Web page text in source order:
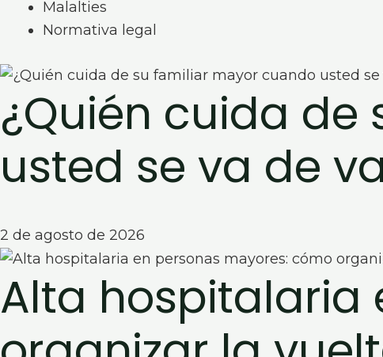
Malalties
Normativa legal
¿Quién cuida
usted se va de
2 de agosto de 2026
Alta hospitalaria